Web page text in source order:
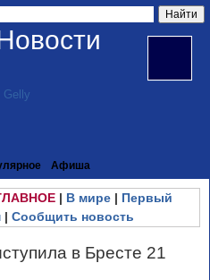
Афиша
| В мире| Первый
| Сообщить новость
в Бресте 21